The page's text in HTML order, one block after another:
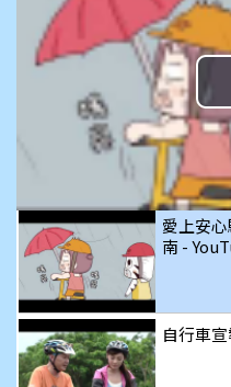
愛上安
南 -
自行車